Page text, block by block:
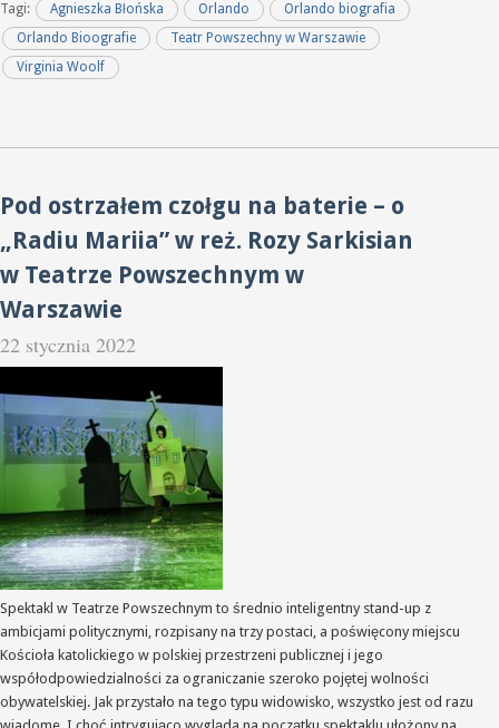
Tagi: Agnieszka Błońska Orlando
Orlando biografia
Orlando Bioografie
Teatr Powszechny w Warszawie
Virginia Woolf
Pod ostrzałem czołgu na baterie – o
„Radiu Mariia” w reż. Rozy Sarkisian
w Teatrze Powszechnym w
Warszawie
22 stycznia 2022
Spektakl w Teatrze Powszechnym to średnio inteligentny stand-up z
ambicjami politycznymi, rozpisany na trzy postaci, a poświęcony miejscu
Kościoła katolickiego w polskiej przestrzeni publicznej i jego
współodpowiedzialności za ograniczanie szeroko pojętej wolności
obywatelskiej. Jak przystało na tego typu widowisko, wszystko jest od razu